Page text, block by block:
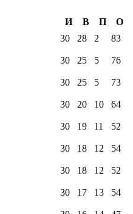
И В П
О
30 28 2 83
30 25 5 76
30 25 5 73
30 20 10 64
30 19 11 52
30 18 12 54
30 18 12 52
30 17 13 54